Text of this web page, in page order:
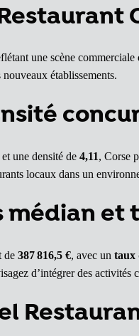
une scène
établissements.
une densité de 4,11, Corse
locaux dans un
médian et
de 387 816,5 €, avec un taux
d’intégrer des activités